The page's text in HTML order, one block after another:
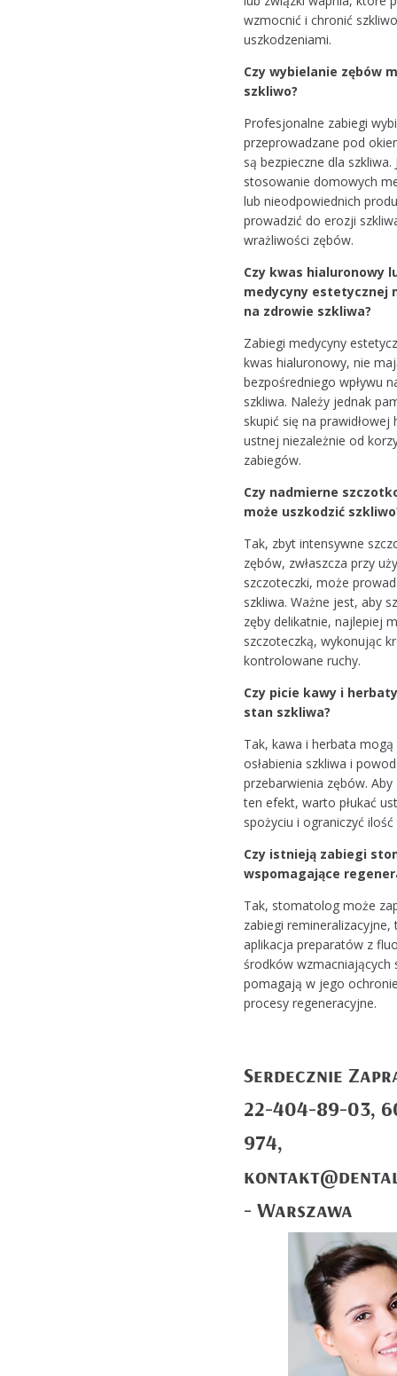
wzmocnić i chronić
uszkodzeniami.
Czy wybielanie zębów
szkliwo?
Profesjonalne zabiegi
przeprowadzane pod
są bezpieczne dla szkliwa.
stosowanie domowych
lub nieodpowiednich
prowadzić do erozji
wrażliwości zębów.
Czy kwas hialuronowy
medycyny estetycznej
na zdrowie szkliwa?
Zabiegi medycyny
kwas hialuronowy, nie
bezpośredniego wpływu
szkliwa. Należy jednak
skupić się na prawidłowej
ustnej niezależnie od
zabiegów.
Czy nadmierne
może uszkodzić
Tak, zbyt intensywne
zębów, zwłaszcza przy
szczoteczki, może
szkliwa. Ważne jest, aby
zęby delikatnie, najlepiej
szczoteczką, wykonując
kontrolowane ruchy.
Czy picie kawy i
stan szkliwa?
Tak, kawa i herbata
osłabienia szkliwa i
przebarwienia zębów.
ten efekt, warto płukać
spożyciu i ograniczyć
Czy istnieją zabiegi
wspomagające
Tak, stomatolog może
zabiegi remineralizacyjne,
aplikacja preparatów z
środków wzmacniających
pomagają w jego
procesy regeneracyjne.
Serdecznie
22-404-89-03,
974,
- Warszawa